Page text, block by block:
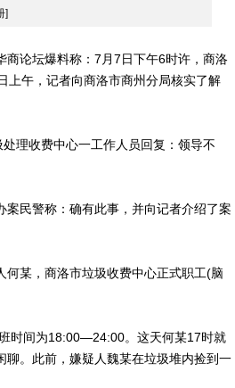
]
论坛爆料称：7月7日下午6时许，商洛
上午，记者向商洛市商州分局核实了解
理收费中心一工作人员回复：领导不
民警称：确有此事，并向记者介绍了案
某，商洛市垃圾收费中心正式职工(脑
间为18:00—24:00。这天何某17时就
。此前，嫌疑人魏某在垃圾堆内捡到一